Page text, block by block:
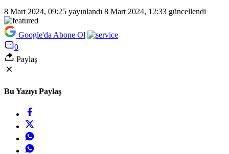
8 Mart 2024, 09:25 yayınlandı 8 Mart 2024, 12:33 güncellendi
Google'da Abone Ol
0
Paylaş
Bu Yazıyı Paylaş